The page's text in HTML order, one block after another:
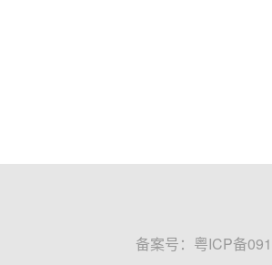
备案号： 粤ICP备